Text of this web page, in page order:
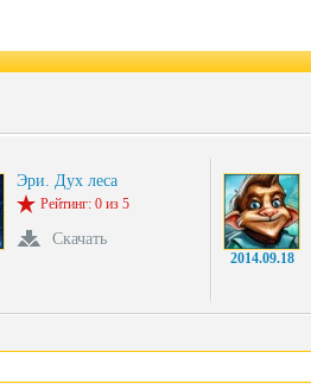
Эри. Дух леса
Рейтинг: 0 из 5
Скачать
2014.09.18